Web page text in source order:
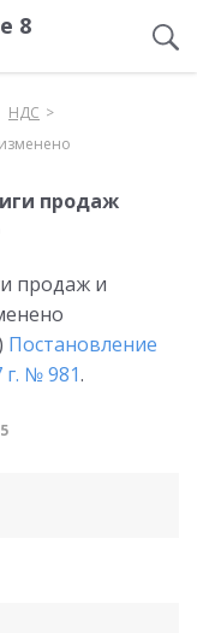
8
НДС
продаж
продаж и
Постановление
г. № 981.